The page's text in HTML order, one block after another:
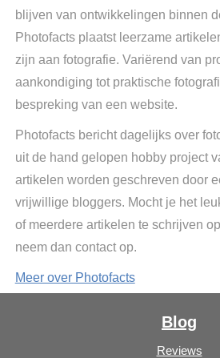
blijven van ontwikkelingen binnen
Photofacts plaatst leerzame
zijn aan fotografie. Variërend van
aankondiging tot praktische
bespreking van een website.
Photofacts bericht dagelijks over
uit de hand gelopen hobby project
artikelen worden geschreven door
vrijwillige bloggers. Mocht je het
of meerdere artikelen te schrijven
neem dan contact op.
Meer over Photofacts
Blog
Reviews